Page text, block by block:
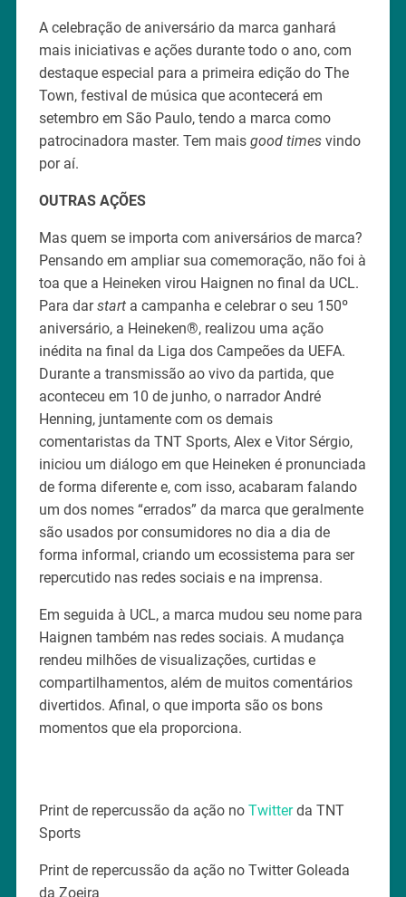
A celebração de aniversário da marca ganhará
mais iniciativas e ações durante todo o ano, com
destaque especial para a primeira edição do The
Town, festival de música que acontecerá em
setembro em São Paulo, tendo a marca como
patrocinadora master. Tem maisgood timesvindo
por aí.
OUTRAS AÇÕES
Mas quem se importa com aniversários de marca?
Pensando em ampliar sua comemoração, não foi à
toa que a Heineken virou Haignen no final da UCL.
Para darstart a campanha e celebrar o seu 150º
aniversário, a Heineken®, realizou uma ação
inédita na final da Liga dos Campeões da UEFA.
Durante a transmissão ao vivo da partida, que
aconteceu em 10 de junho, o narrador André
Henning, juntamente com os demais
comentaristas da TNT Sports, Alex e Vitor Sérgio,
iniciou um diálogo em que Heineken é pronunciada
de forma diferente e, com isso, acabaram falando
um dos nomes “errados” da marca que geralmente
são usados por consumidores no dia a dia de
forma informal, criando um ecossistema para ser
repercutido nas redes sociais e na imprensa.
Em seguida à UCL, a marca mudou seu nome para
Haignen também nas redes sociais. A mudança
rendeu milhões de visualizações, curtidas e
compartilhamentos, além de muitos comentários
divertidos. Afinal, o que importa são os bons
momentos que ela proporciona.
Print de repercussão da ação no Twitterda TNT
Sports
Print de repercussão da ação no Twitter Goleada
da Zoeira